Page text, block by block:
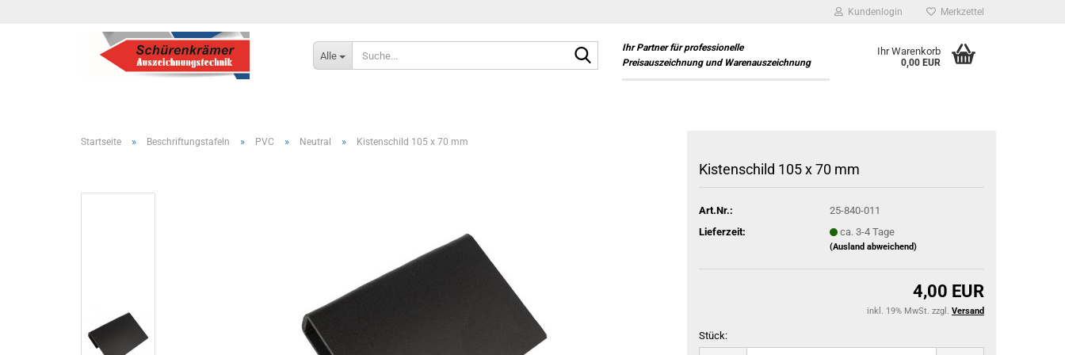
Kundenlogin Merkzettel
Alle
Suche...Ihr Partner für professionelle
Preisauszeichnung und Warenauszeichnung
Ihr Warenkorb
0,00 EUR
Startseite » Beschriftungstafeln » PVC » Neutral » Kistenschild 105 x 70 mm
Kistenschild 105 x 70 mm
Art.Nr.:
25-840-011
Lieferzeit:
ca. 3-4 Tage
(Ausland abweichend)
4,00 EUR
inkl. 19% MwSt. zzgl. Versand
Stück: